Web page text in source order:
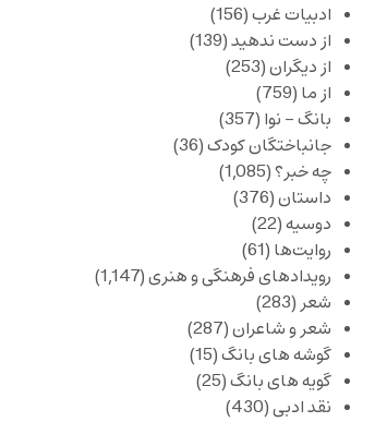
ادبیات غرب(156)
از دست ندهید(139)
از دیگران(253)
از ما (759)
بانگ – نوا (357)
جانباختگان کودک(36)
چه خبر؟(1,085)
داستان(376)
دوسیه(22)
روایت‌ها (61)
رویدادهای فرهنگی و هنری(1,147)
شعر (283)
شعر و شاعران(287)
گوشه های بانگ(15)
گویه های بانگ(25)
نقد ادبی(430)